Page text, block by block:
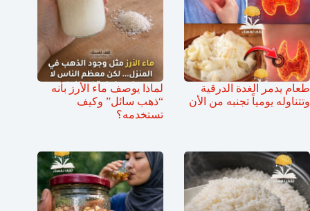
طعام يدمر الغدة الدرقية
وتتناوله يومياً تجنبه من الأن
لماذا يوصف ماء الأرز بأنه
“ذهب سائل” وكيف
تستخدمه؟